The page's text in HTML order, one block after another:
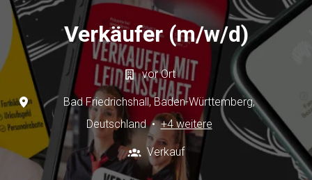
Verkäufer (m/w/d)
vor Ort
Bad Friedrichshall, Baden-Württemberg,
Deutschland • +4 weitere
Verkauf